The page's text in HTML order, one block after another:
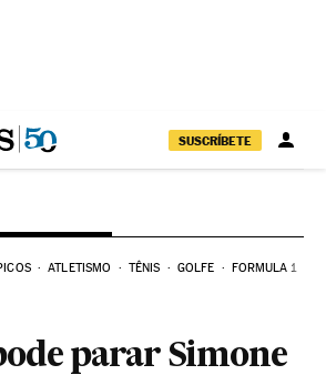
SUSCRÍBETE
ATLETISMO TÊNIS GOLFE FORMULA 1
parar Simone